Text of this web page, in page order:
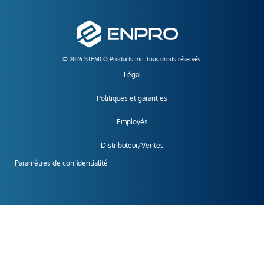
© 2026 STEMCO Products Inc. Tous droits réservés.
Légal
Politiques et garanties
Employés
Distributeur/Ventes
Paramètres de confidentialité